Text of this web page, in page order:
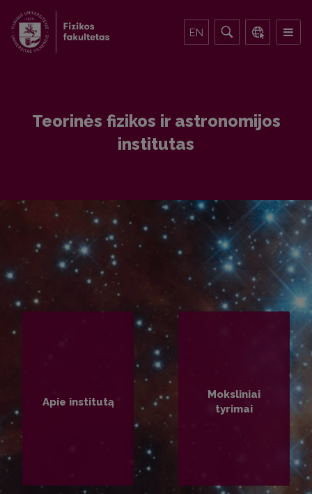
EN
Teorinės fizikos ir astronomijos
institutas
Apie institutą
Moksliniai
tyrimai